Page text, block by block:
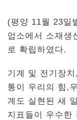
(평양 11월 23일
업소에서 소재생
로 확립하였다.
기계 및 전기장
통이 우리의 힘,
계도 실현된 새
지표들이 우수한